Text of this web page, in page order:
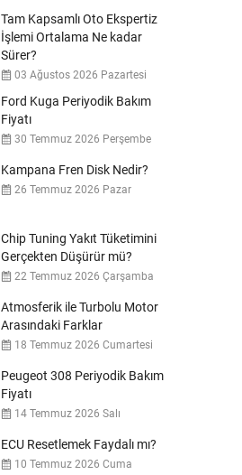
Tam Kapsamlı Oto Ekspertiz
İşlemi Ortalama Ne kadar
Sürer?
03 Ağustos 2026 Pazartesi
Ford Kuga Periyodik Bakım
Fiyatı
30 Temmuz 2026 Perşembe
Kampana Fren Disk Nedir?
26 Temmuz 2026 Pazar
Chip Tuning Yakıt Tüketimini
Gerçekten Düşürür mü?
22 Temmuz 2026 Çarşamba
Atmosferik ile Turbolu Motor
Arasındaki Farklar
18 Temmuz 2026 Cumartesi
Peugeot 308 Periyodik Bakım
Fiyatı
14 Temmuz 2026 Salı
ECU Resetlemek Faydalı mı?
10 Temmuz 2026 Cuma